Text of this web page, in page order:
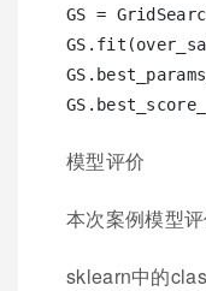
GS =
GS.best_params_
模型评价
本次案例模型
sklearn中的